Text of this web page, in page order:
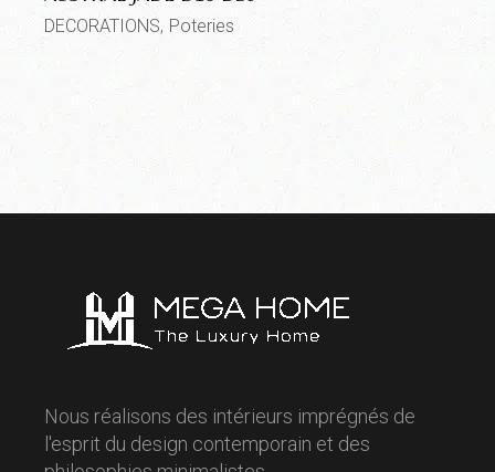
DECORATIONS Poteries
Nous réalisons des intérieurs imprégnés de
l'esprit du design contemporain et des